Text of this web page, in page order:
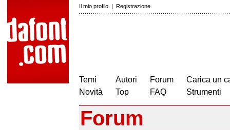
Il mio profilo | Registrazione
Temi
Novità
Autori
Top
Forum
FAQ
Carica un
Strumenti
Forum